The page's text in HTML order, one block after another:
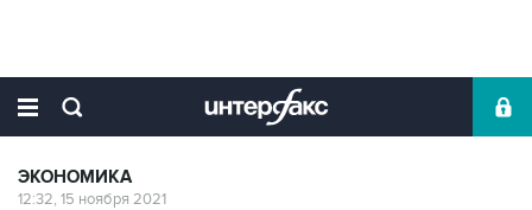
ЭКОНОМИКА
12:32, 15 ноября 2021